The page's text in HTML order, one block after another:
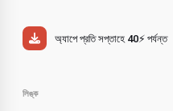
অ্যাপে প্রতি সপ্তাহে 40⚡ পর্যন্ত
লিঙ্ক